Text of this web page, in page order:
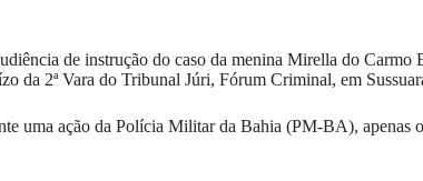
de instrução do caso da menina Mirella do
da 2ª Vara do Tribunal Júri, Fórum Criminal, em
uma ação da Polícia Militar da Bahia (PM-BA),